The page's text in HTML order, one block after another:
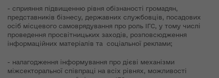
- сприяння підвищенню рівня обізнаності громадян,
представників бізнесу, державних службовців, посадових
осіб місцевого самоврядування про роль ІГС, у тому числі
проведення просвітницьких заходів, розповсюдження
інформаційних матеріалів та соціальної реклами;
- налагодження інформування про дієві механізми
міжсекторальної співпраці на всіх рівнях, можливості